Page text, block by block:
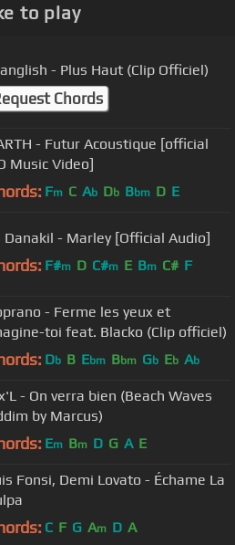
to play
- Plus Haut (Clip Officiel)
Chords
- Futur Acoustique [official
Music Video]
Fm C Ab Db Bbm D E
Danakil - Marley [Official Audio]
F#m D C#m E Bm C# F
- Ferme les yeux et
toi feat. Blacko (Clip officiel)
Db B Ebm Bbm Gb Eb Ab
- On verra bien (Beach Waves
by Marcus)
Em Bm D G A E
Fonsi, Demi Lovato - Échame La
C F G Am D A